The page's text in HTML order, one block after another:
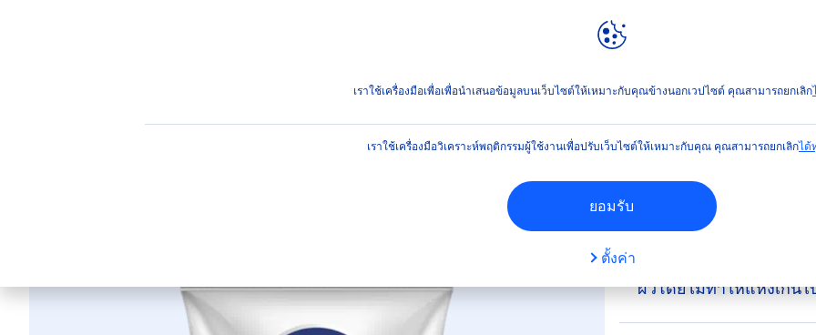
เราใช้เครื่องมือเพื่อเพื่อนำเสนอข้อมูลบนเว็บไซต์ให้เหมาะกับคุณข้างนอกเวปไซต์ คุณสามารถยกเลิก
เราใช้เครื่องมือวิเคราะห์พฤติกรรมผู้ใช้งานเพื่อปรับเว็บไซต์ให้เหมาะกับคุณ คุณสามารถยกเลิกได้
ยอมรับ
ตั้งค่า
ทำความสะอาดผิวหน้า เอ็กซ์ตร้า ไบรท์ เฟเชี่ยล โฟม
(16)
เอ็กซ์ตร้า ไบรท์ เฟเชี่ยล โ
ผิวโดยไม่ทำให้แห้งเกิน